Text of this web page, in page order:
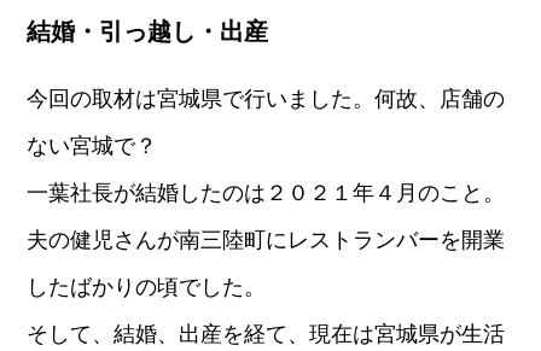
結婚・引っ越し・出産
今回の取材は宮城県で行いました。何故、店舗の
ない宮城で？
一葉社長が結婚したのは２０２１年４月のこと。
夫の健児さんが南三陸町にレストランバーを開業
したばかりの頃でした。
そして、結婚、出産を経て、現在は宮城県が生活